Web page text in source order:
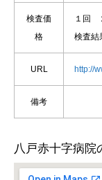
検査価
格
１回
検査
URL http://
備考
八戸赤十字病院